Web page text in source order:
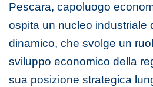
Pescara, capoluogo
ospita un nucleo industriale
dinamico, che svolge un
sviluppo economico della
sua posizione strategica